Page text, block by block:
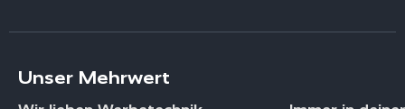
Unser Mehrwert